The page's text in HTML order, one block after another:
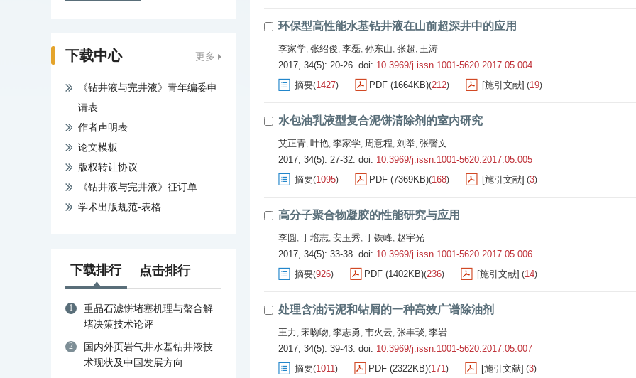
下载中心 更多
《钻井液与完井液》青年编委申
请表
作者声明表
论文模板
版权转让协议
《钻井液与完井液》征订单
学术出版规范-表格
下载排行 点击排行
1
重晶石滤饼堵塞机理与螯合解
堵决策技术论评
2
国内外页岩气井水基钻井液技
术现状及中国发展方向
环保型高性能水基钻井液在山前超深井中的应用
李家学, 张绍俊, 李磊, 孙东山, 张超, 王涛
2017, 34(5): 20-26. doi: 10.3969/j.issn.1001-5620.2017.05.004
摘要(1427) PDF (1664KB)(212) [施引文献] (19)
水包油乳液型复合泥饼清除剂的室内研究
艾正青, 叶艳, 李家学, 周意程, 刘举, 张謦文
2017, 34(5): 27-32. doi: 10.3969/j.issn.1001-5620.2017.05.005
摘要(1095) PDF (7369KB)(168) [施引文献] (3)
高分子聚合物凝胶的性能研究与应用
李圆 , 于培志, 安玉秀, 于铁峰, 赵宇光
2017, 34(5): 33-38. doi: 10.3969/j.issn.1001-5620.2017.05.006
摘要(926) PDF (1402KB)(236) [施引文献] (14)
处理含油污泥和钻屑的一种高效广谱除油剂
王力 , 宋吻吻, 李志勇, 韦火云, 张丰琰, 李岩
2017, 34(5): 39-43. doi: 10.3969/j.issn.1001-5620.2017.05.007
摘要(1011) PDF (2322KB)(171) [施引文献] (3)